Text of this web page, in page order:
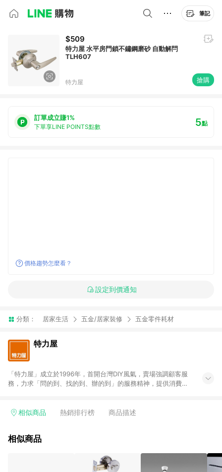
筆記
$509
特力屋 水平房門鎖不鏽鋼磨砂 自動解閂
TLH607
特力屋 搶購
訂單成立賺1%
下單享LINE POINTS點數 5點
價格趨勢怎麼看？
設定到價通知
分類： 居家生活 五金/居家裝修 五金零件耗材
特力屋
「特力屋」成立於1996年，首開台灣DIY風氣，賣場強調顧客服
務，力求「問的到、找的到、辦的到」的服務精神，提供消費者
客找到居家修繕、佈置或裝潢時所需；另外，在各家分店內規劃
等各方面進行整合，提升服務質感，期望每一位來店顧客，能輕
結帳流程(Easy to buy)、每次到「特力屋」購物都能得到新的啟
發與靈感(Exciting experience)，同時持續提供消費者居家修繕
相似商品 熱銷排行榜 商品描述
相似商品